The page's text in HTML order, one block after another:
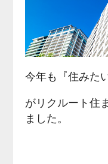
今年も『住みた
がリクルート住
ました。